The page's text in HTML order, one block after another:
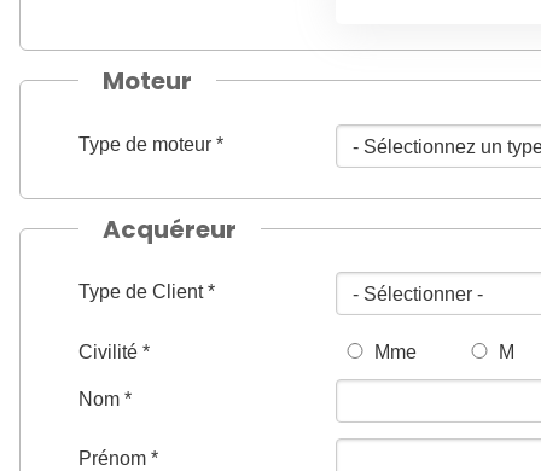
Moteur
Type de moteur *
Acquéreur
Type de Client *
Civilité * Mme M
Nom *
Prénom *